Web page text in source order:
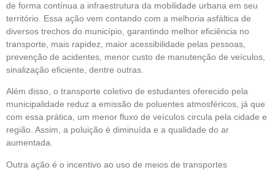
de forma contínua a infraestrutura da mobilidade urbana em seu
território. Essa ação vem contando com a melhoria asfáltica de
diversos trechos do município, garantindo melhor eficiência no
transporte, mais rapidez, maior acessibilidade pelas pessoas,
prevenção de acidentes, menor custo de manutenção de veículos,
sinalização eficiente, dentre outras.
Além disso, o transporte coletivo de estudantes oferecido pela
municipalidade reduz a emissão de poluentes atmosféricos, já que
com essa prática, um menor fluxo de veículos circula pela cidade e
região. Assim, a poluição é diminuída e a qualidade do ar
aumentada.
Outra ação é o incentivo ao uso de meios de transportes